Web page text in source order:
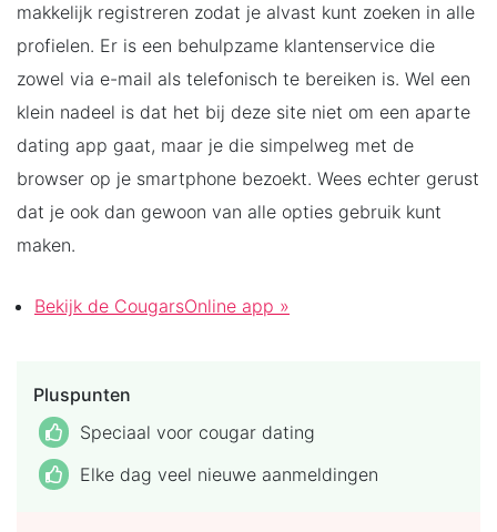
makkelijk registreren zodat je alvast kunt zoeken in alle
profielen. Er is een behulpzame klantenservice die
zowel via e-mail als telefonisch te bereiken is. Wel een
klein nadeel is dat het bij deze site niet om een aparte
dating app gaat, maar je die simpelweg met de
browser op je smartphone bezoekt. Wees echter gerust
dat je ook dan gewoon van alle opties gebruik kunt
maken.
Bekijk de CougarsOnline app »
Pluspunten
Speciaal voor cougar dating
Elke dag veel nieuwe aanmeldingen